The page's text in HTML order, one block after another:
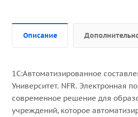
Описание
1С:Автоматизированное
Университет. NFR. Электронная
современное решение для
учреждений, которое